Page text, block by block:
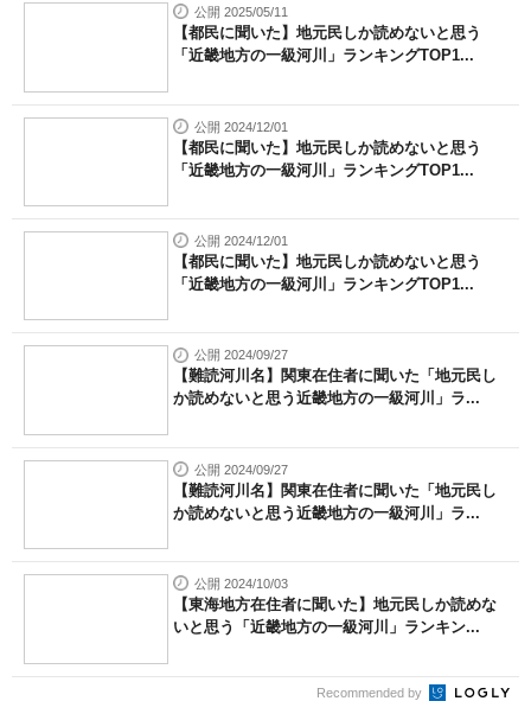
公開 2025/05/11
【都民に聞いた】地元民しか読めないと思う
「近畿地方の一級河川」ランキングTOP1...
公開 2024/12/01
【都民に聞いた】地元民しか読めないと思う
「近畿地方の一級河川」ランキングTOP1...
公開 2024/12/01
【都民に聞いた】地元民しか読めないと思う
「近畿地方の一級河川」ランキングTOP1...
公開 2024/09/27
【難読河川名】関東在住者に聞いた「地元民し
か読めないと思う近畿地方の一級河川」ラ...
公開 2024/09/27
【難読河川名】関東在住者に聞いた「地元民し
か読めないと思う近畿地方の一級河川」ラ...
公開 2024/10/03
【東海地方在住者に聞いた】地元民しか読めな
いと思う「近畿地方の一級河川」ランキン...
Recommended by